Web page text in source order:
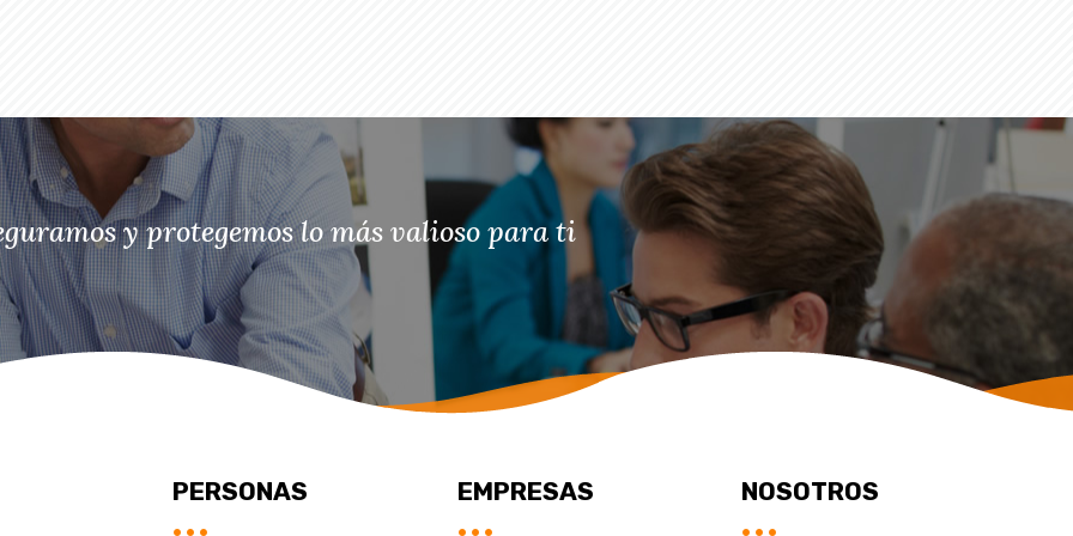
y protegemos lo más valioso para ti
PERSONAS EMPRESAS NOSOTROS